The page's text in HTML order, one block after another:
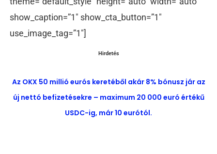
show_caption=”1″ show_cta_button=”1″
use_image_tag=”1″]
Hirdetés
Az OKX 50 millió eurós keretéből akár 8% bónusz jár az
új nettó befizetésekre – maximum 20 000 euró értékű
USDC-ig, már 10 eurótól.